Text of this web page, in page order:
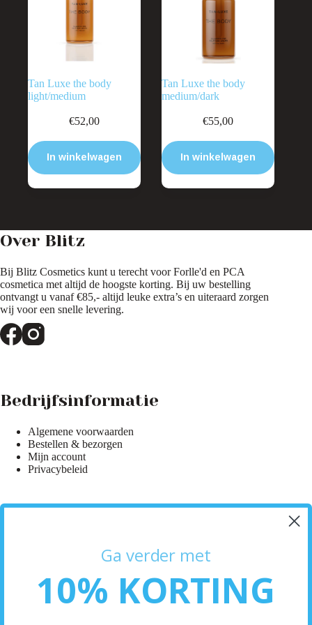
Tan Luxe the body
light/medium
€52,00
In winkelwagen
Tan Luxe the body
medium/dark
€55,00
In winkelwagen
Over Blitz
Bij Blitz Cosmetics kunt u terecht voor Forlle'd en PCA
cosmetica met altijd de hoogste korting. Bij uw bestelling
ontvangt u vanaf €85,- altijd leuke extra’s en uiteraard zorgen
wij voor een snelle levering.
Bedrijfsinformatie
Algemene voorwaarden
Bestellen & bezorgen
Mijn account
Privacybeleid
Retourneren
Neem contact op
Ga verder met
10% KORTING